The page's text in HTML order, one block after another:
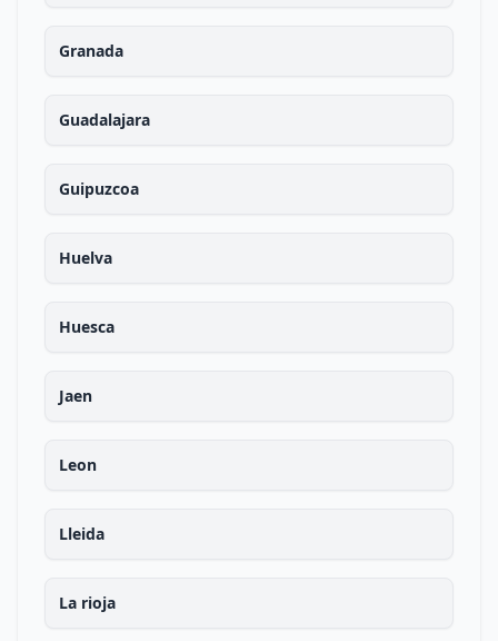
Granada
Guadalajara
Guipuzcoa
Huelva
Huesca
Jaen
Leon
Lleida
La rioja